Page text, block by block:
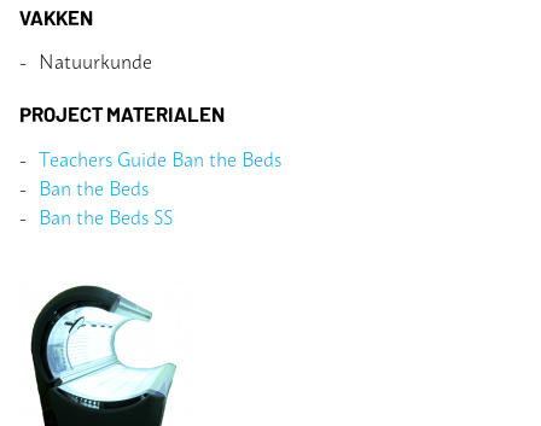
VAKKEN
Natuurkunde
PROJECT MATERIALEN
Teachers Guide Ban the Beds
Ban the Beds
Ban the Beds SS